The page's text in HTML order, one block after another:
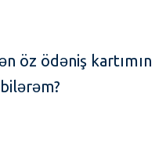
öz ödəniş kartımın